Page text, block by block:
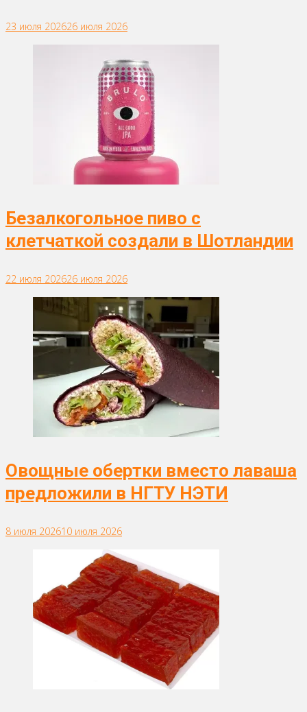
23 июля 202626 июля 2026
Безалкогольное пиво с
клетчаткой создали в Шотландии
22 июля 202626 июля 2026
Овощные обертки вместо лаваша
предложили в НГТУ НЭТИ
8 июля 202610 июля 2026